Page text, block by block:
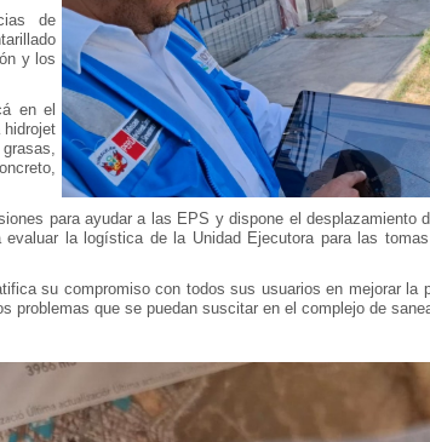
de
y los
en el
hidrojet
para ayudar a las EPS y dispone el desplazamiento
la logística de la Unidad Ejecutora para las
su compromiso con todos sus usuarios en mejorar la
problemas que se puedan suscitar en el complejo de